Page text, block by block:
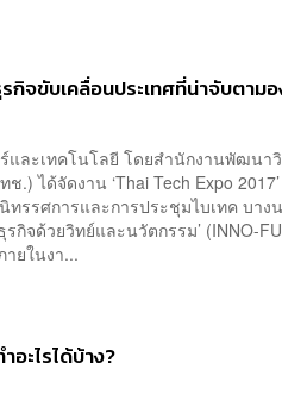
กิจขับเคลื่อนประเทศที่น่าจับตาม
ละเทคโนโลยี โดยสำนักงานพัฒนา
.) ได้จัดงาน ‘Thai Tech Expo
รรศการและการประชุมไบเทค บาง
กิจด้วยวิทย์และนวัตกรรม’ (INNO-
ยในงา...
อะไรได้บ้าง?